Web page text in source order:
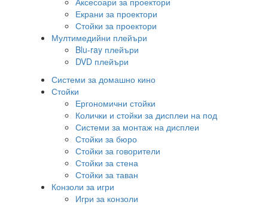
Екрани за проектори
Стойки за проектори
Мултимедийни плейъри
Blu-ray плейъри
DVD плейъри
Системи за домашно кино
Стойки
Ергономични стойки
Колички и стойки за дисплеи на под
Системи за монтаж на дисплеи
Стойки за бюро
Стойки за говорители
Стойки за стена
Стойки за таван
Конзоли за игри
Игри за конзоли